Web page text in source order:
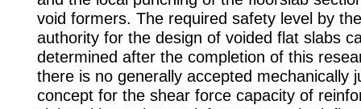
void formers. The required safety level by
authority for the design of voided flat slabs
determined after the completion of this
there is no generally accepted mechanically
concept for the shear force capacity of